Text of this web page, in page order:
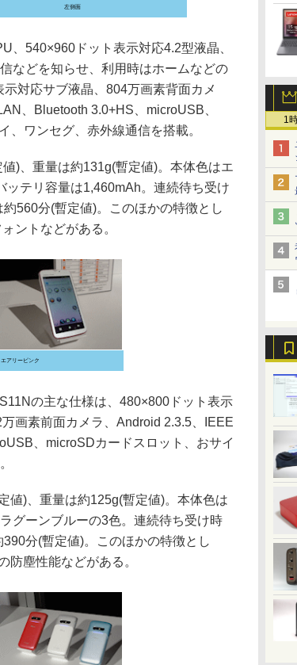
1
左側面
540×960ドット表示対応4.2型液晶、
などを知らせ、利用時はホームなどの
対応サブ液晶、804万画素背面カメ
、Bluetooth 3.0+HS、microUSB、
、ワンセグ、赤外線通信を搭載。
)、重量は約131g(暫定値)。本体色はエ
テリ容量は1,460mAh。連続待ち受け
560分(暫定値)。このほかの特徴とし
ントなどがある。
エアリーピンク
の主な仕様は、480×800ドット表示
画素前面カメラ、Android 2.3.5、IEEE
、microSDカードスロット、おサイ
)、重量は約125g(暫定値)。本体色は
グーンブルーの3色。連続待ち受け時
分(暫定値)。このほかの特徴とし
防塵性能などがある。